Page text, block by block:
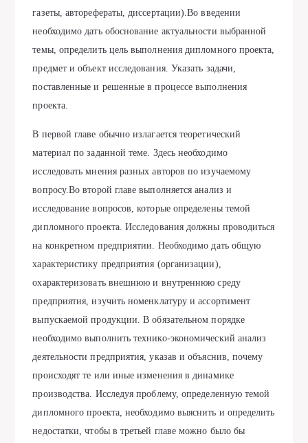
газеты, авторефераты, диссертации).Во введении
необходимо дать обоснование актуальности выбранной
темы, определить цель выполнения дипломного проекта,
предмет и объект исследования. Указать задачи,
поставленные и решенные в процессе выполнения
проекта.
В первой главе обычно излагается теоретический
материал по заданной теме. Здесь необходимо
исследовать мнения разных авторов по изучаемому
вопросу.Во второй главе выполняется анализ и
исследование вопросов, которые определены темой
дипломного проекта. Исследования должны проводиться
на конкретном предприятии. Необходимо дать общую
характеристику предприятия (организации),
охарактеризовать внешнюю и внутреннюю среду
предприятия, изучить номенклатуру и ассортимент
выпускаемой продукции. В обязательном порядке
необходимо выполнить технико-экономический анализ
деятельности предприятия, указав и объяснив, почему
происходят те или иные изменения в динамике
производства. Исследуя проблему, определенную темой
дипломного проекта, необходимо выяснить и определить
недостатки, чтобы в третьей главе можно было бы